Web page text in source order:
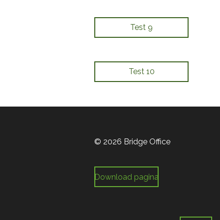
Test 9
Test 10
© 2026 Bridge Office
Download pagina